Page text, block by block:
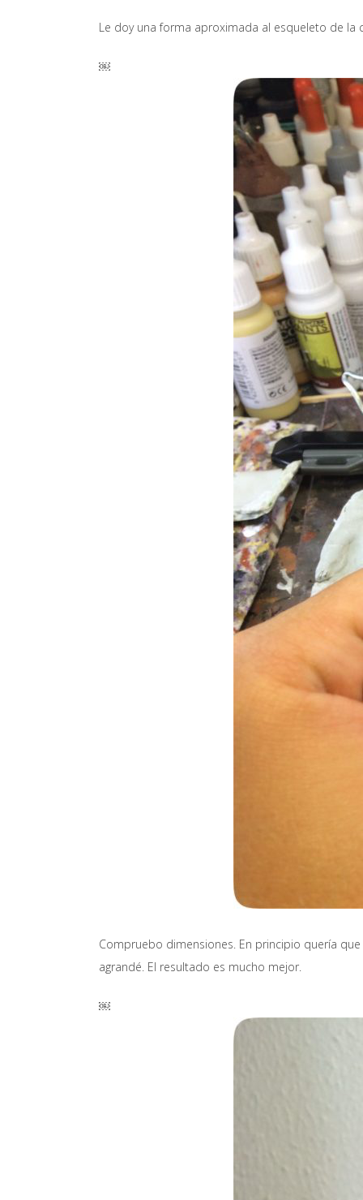
Le doy una forma aproximada al esqueleto de la
￼
Compruebo dimensiones. En principio quería
agrandé. El resultado es mucho mejor.
￼